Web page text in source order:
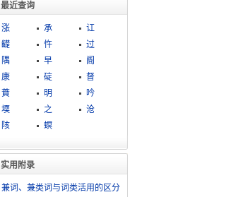
最近查询
涨 承
讧
齼
忤
过
隅
早
阍
康
碇
督
蕡
明
吟
堧
之
沧
陔
螟
实用附录
兼词、兼类词与词类活用的区分